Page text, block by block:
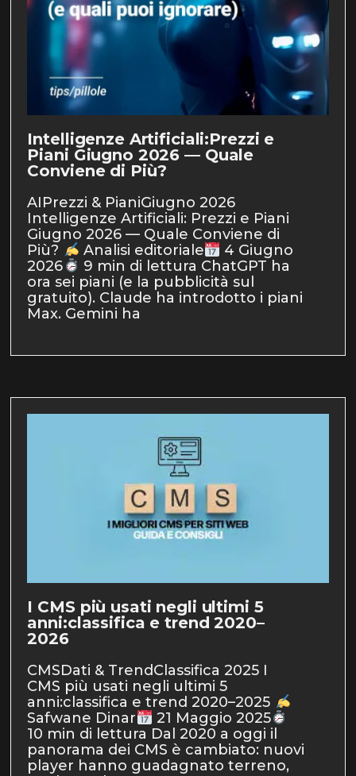
Intelligenze Artificiali:Prezzi e
Piani Giugno 2026 — Quale
Conviene di Più?
AIPrezzi & PianiGiugno 2026
Intelligenze Artificiali: Prezzi e Piani
Giugno 2026 — Quale Conviene di
Più?
Analisi editoriale
4 Giugno
2026
9 min di lettura ChatGPT ha
ora sei piani (e la pubblicità sul
gratuito). Claude ha introdotto i piani
Max. Gemini ha
I CMS più usati negli ultimi 5
anni:classifica e trend 2020–
2026
CMSDati & TrendClassifica 2025 I
CMS più usati negli ultimi 5
anni:classifica e trend 2020–2025
Safwane Dinar
21 Maggio 2025
10 min di lettura Dal 2020 a oggi il
panorama dei CMS è cambiato: nuovi
player hanno guadagnato terreno,